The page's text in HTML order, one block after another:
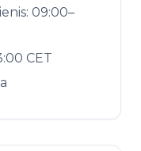
09:00–
CET